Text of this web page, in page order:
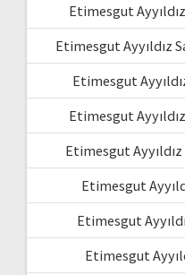
Etimesgut
Etimesgut Ayyıldız
Etimesgut
Etimesgut
Etimesgut
Etimesgut
Etimesgut
Etimesgut